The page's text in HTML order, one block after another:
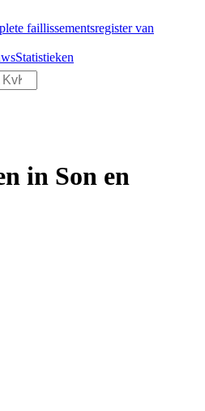
faillissementsregister van
Statistieken
in Son en